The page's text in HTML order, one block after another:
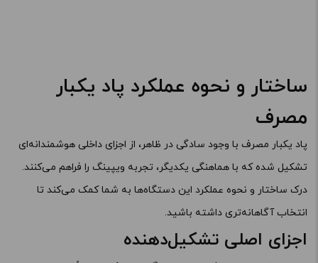
ساختار و نحوه عملکرد پاد یکبار
مصرف
پاد یکبار مصرف با وجود سادگی در ظاهر، از اجزای داخلی هوشمندانه‌ای
تشکیل شده که با هماهنگی یکدیگر، تجربه ویپینگ را فراهم می‌کنند.
درک ساختار و نحوه عملکرد این دستگاه‌ها به شما کمک می‌کند تا
انتخاب آگاهانه‌تری داشته باشید.
اجزای اصلی تشکیل‌دهنده